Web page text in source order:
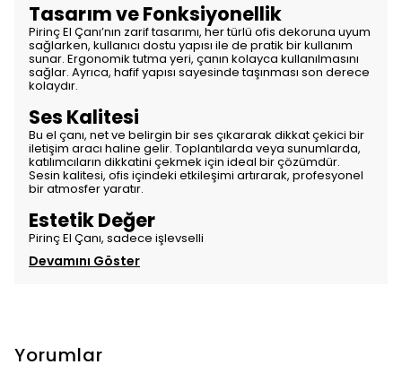
Tasarım ve Fonksiyonellik
Pirinç El Çanı’nın zarif tasarımı, her türlü ofis dekoruna uyum
sağlarken, kullanıcı dostu yapısı ile de pratik bir kullanım
sunar. Ergonomik tutma yeri, çanın kolayca kullanılmasını
sağlar. Ayrıca, hafif yapısı sayesinde taşınması son derece
kolaydır.
Ses Kalitesi
Bu el çanı, net ve belirgin bir ses çıkararak dikkat çekici bir
iletişim aracı haline gelir. Toplantılarda veya sunumlarda,
katılımcıların dikkatini çekmek için ideal bir çözümdür.
Sesin kalitesi, ofis içindeki etkileşimi artırarak, profesyonel
bir atmosfer yaratır.
Estetik Değer
Pirinç El Çanı, sadece işlevselli
Devamını Göster
Yorumlar